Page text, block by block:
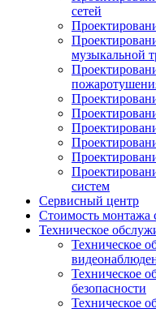
сетей
музыкальной
систем
Сервисный центр
Стоимость монтажа
Техническое
Техническое
Техническое
безопасности
Техническое